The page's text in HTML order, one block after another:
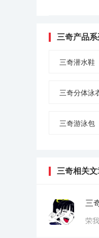
三奇产品系
三奇潜水鞋
三奇分体泳
三奇游泳包
三奇相关文
三
荣